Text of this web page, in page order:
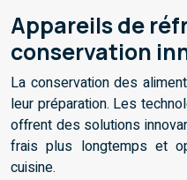
Appareils de
conservation
La conservation des
leur préparation. Les
offrent des solutions
frais plus longtemps et
cuisine.